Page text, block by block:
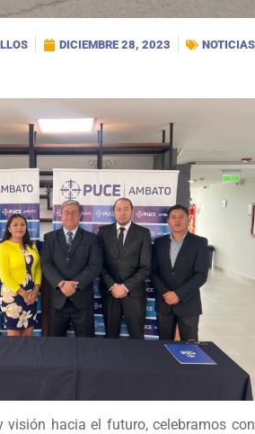
DICIEMBRE 28, 2023 NOTICIAS
visión hacia el futuro, celebramos con